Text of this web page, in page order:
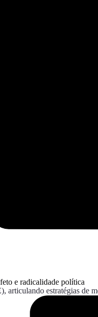
e radicalidade política
articulando estratégias de